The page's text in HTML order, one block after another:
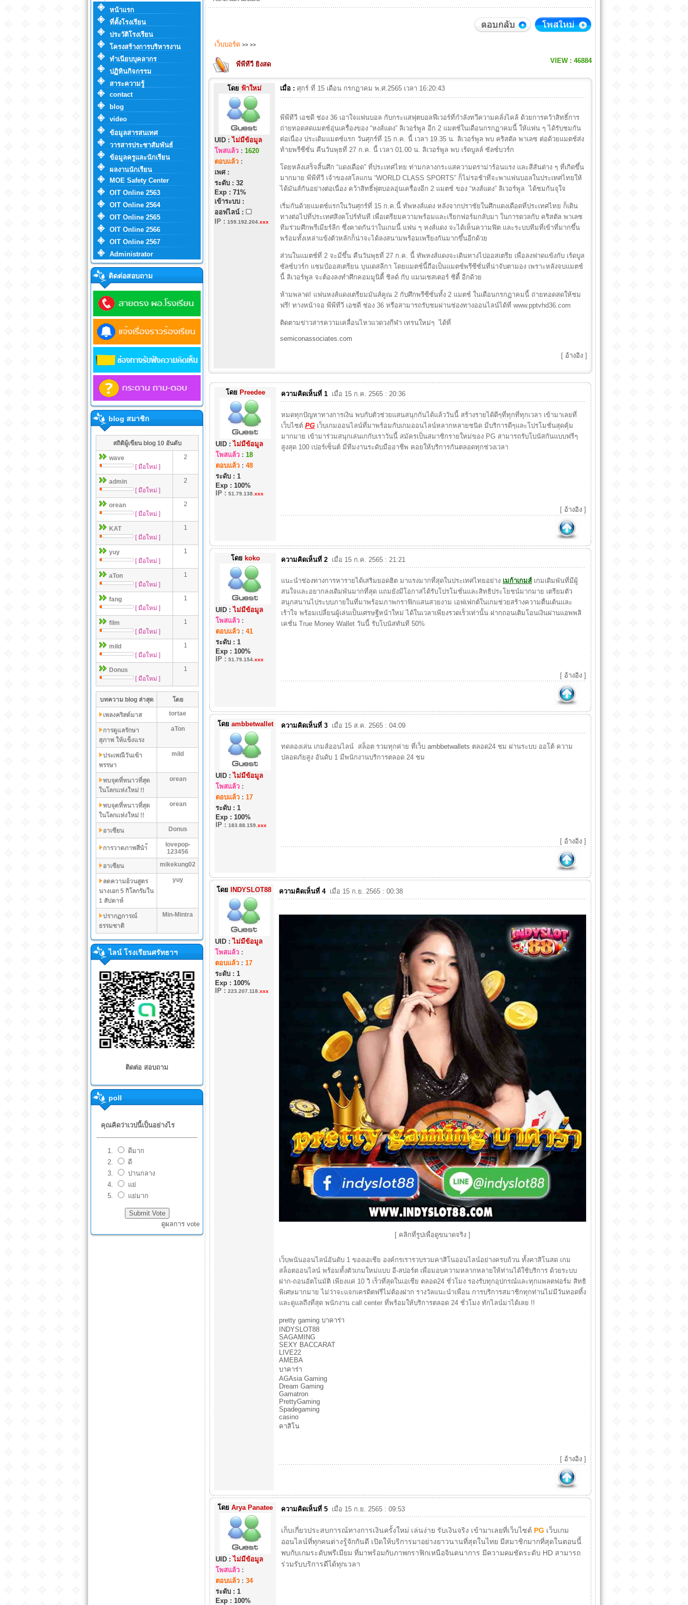
หน้าแรก
ที่ตั้งโรงเรียน
ประวัติโรงเรียน
โครงสร้างการบริหารงาน
ทำเนียบบุคลากร
ปฏิทินกิจกรรม
สาระความรู้
contact
blog
video
ข้อมูลสารสนเทศ
วารสารประชาสัมพันธ์
ข้อมูลครูและนักเรียน
ผลงานนักเรียน
MOE Safety Center
OIT Online 2563
OIT Online 2564
OIT Online 2565
OIT Online 2566
OIT Online 2567
Administrator
ติดต่อสอบถาม
blog สมาชิก
สถิติผู้เขียน blog 10 อันดับ
wave
[ มือใหม่ ]
2
admin
[ มือใหม่ ]
2
orean
[ มือใหม่ ]
2
KAT
[ มือใหม่ ]
1
yuy
[ มือใหม่ ]
1
aTon
[ มือใหม่ ]
1
fang
[ มือใหม่ ]
1
film
[ มือใหม่ ]
1
mild
[ มือใหม่ ]
1
Donus
[ มือใหม่ ]
1
บทความ blog ล่าสุด โดย
เพลงคริสต์มาส tortae
การดูแลรักษา
สุภาพ ให้แข็งแรง
aTon
ประเพณีวันเข้า
พรรษา
mild
พบจุดที่หนาวที่สุด
ในโลกเเห่งใหม่ !!
orean
พบจุดที่หนาวที่สุด
ในโลกเเห่งใหม่ !!
orean
อาเซียน Donus
การวาดภาพสีนำ้
lovepop-
123456
อาเซียน
mikekung02
ลดความอ้วนสูตร
นางเอก 5 กิโลกรัมใน
1 สัปดาห์
yuy
ปรากฏการณ์
ธรรมชาติ
Min-Mintra
ไลน์ โรงเรียนศรัทธาฯ
ติดต่อ สอบถาม
poll
คุณคิดว่าเวปนี้เป็นอย่างไร
ดีมาก
ดี
ปานกลาง
แย่
แย่มาก
ดูผลการ vote
เว็บบอร์ด >> >>
พีพีทีวี ยิงสด VIEW : 46884
โดย ฟ้าใหม่
UID :ไม่มีข้อมูล
โพสแล้ว: 1620
ตอบแล้ว:
เพศ :
ระดับ : 32
Exp : 71%
เข้าระบบ :
ออฟไลน์ :
IP : 159.192.204. xxx
เมื่อ : ศุกร์ ที่ 15 เดือน กรกฏาคม พ.ศ.2565 เวลา 16:20:43
พีพีทีวี เอชดี ช่อง 36 เอาใจแฟนบอล กับกระแสฟุตบอลฟีเวอร์ที่กำลังทวีความคลั่งไคล้ ด้วยการคว้าสิทธิ์การ
ถ่ายทอดสดแมตช์อุ่นเครื่องของ “หงส์แดง” ลิเวอร์พูล อีก 2 แมตช์ในเดือนกรกฏาคมนี้ ให้แฟน ๆ ได้รับชมกัน
ต่อเนื่อง ประเดิมแมตช์แรก วันศุกร์ที่ 15 ก.ค. นี้ เวลา 19.35 น. ลิเวอร์พูล พบ คริสตัล พาเลซ ต่อด้วยแมตช์ส่ง
ท้ายพรีซีซั่น คืนวันพุธที่ 27 ก.ค. นี้ เวลา 01.00 น. ลิเวอร์พูล พบ เร้ดบูลล์ ซัลซ์บวร์ก
โดยหลังเสร็จสิ้นศึก “แดงเดือด” ที่ประเทศไทย ท่ามกลางกระแสความดราม่าร้อนแรง และสีสันต่าง ๆ ที่เกิดขึ้น
มากมาย พีพีทีวี เจ้าของสโลแกน “WORLD CLASS SPORTS” ก็ไม่รอช้าที่จะพาแฟนบอลในประเทศไทยให้
ได้มันส์กันอย่างต่อเนื่อง คว้าสิทธิ์ฟุตบอลอุ่นเครื่องอีก 2 แมตช์ ของ “หงส์แดง” ลิเวอร์พูล ได้ชมกันจุใจ
เริ่มกันด้วยแมตช์แรกในวันศุกร์ที่ 15 ก.ค.นี้ ทัพหงส์แดง หลังจากปราชัยในศึกแดงเดือดที่ประเทศไทย ก็เดิน
ทางต่อไปที่ประเทศสิงคโปร์ทันที เพื่อเตรียมความพร้อมและเรียกฟอร์มกลับมา ในการดวลกับ คริสตัล พาเลซ
ทีมร่วมศึกพรีเมียร์ลีก ซึ่งคาดกันว่าในเกมนี้ แฟน ๆ หงส์แดง จะได้เห็นความฟิต และระบบทีมที่เข้าที่มากขึ้น
พร้อมทั้งเหล่าแข้งตัวหลักก็น่าจะได้ลงสนามพร้อมเพรียงกันมากขึ้นอีกด้วย
ส่วนในแมตช์ที่ 2 จะมีขึ้น คืนวันพุธที่ 27 ก.ค. นี้ ทัพหงส์แดงจะเดินทางไปออสเตรีย เพื่อลงฟาดแข้งกับ เร้ดบูล
ซัลซ์บวร์ก แชมป์ออสเตรียน บุนเดสลีกา โดยแมตช์นี้ถือเป็นแมตช์พรีซีซั่นที่น่าจับตามอง เพราะหลังจบแมตช์
นี้ ลิเวอร์พูล จะต้องลงทำศึกคอมมูนิตี้ ชิลด์ กับ แมนเชสเตอร์ ซิตี้ อีกด้วย
ห้ามพลาด! แฟนหงส์แดงเตรียมมันส์คูณ 2 กับศึกพรีซีซั่นทั้ง 2 แมตช์ ในเดือนกรกฏาคมนี้ ถ่ายทอดสดให้ชม
ฟรี! ทางหน้าจอ พีพีทีวี เอชดี ช่อง 36 หรือสามารถรับชมผ่านช่องทางออนไลน์ได้ที่ www.pptvhd36.com
ติดตามข่าวสารความเคลื่อนไหวแวดวงกีฬา เทรนใหม่ๆ ได้ที่
semiconassociates.com
[ อ้างอิง ]
โดย Preedee
UID :ไม่มีข้อมูล
โพสแล้ว: 18
ตอบแล้ว: 48
ระดับ : 1
Exp : 100%
IP: 51.79.138. xxx
ความคิดเห็นที่ 1 เมื่อ 15 ก.ค. 2565 : 20:36
หมดทุกปัญหาทางการเงิน พบกับตัวช่วยแสนสนุกกันได้แล้ววันนี้ สร้างรายได้ดีๆที่ทุกที่ทุกเวลา เข้ามาเลยที่
เว็บไซต์ PG เว็บเกมออนไลน์ที่มาพร้อมกับเกมออนไลน์หลากหลายชนิด มีบริการดีๆและโปรโมชั่นสุดคุ้ม
มากมาย เข้ามาร่วมสนุกเล่นเกกับเราวันนี้ สมัครเป็นสมาชิกรายใหม่ของ PG สามารถรับโบนัสกันแบบฟรีๆ
สูงสุด 100 เปอร์เซ็นต์ มีทีมงานระดับมืออาชีพ คอยให้บริการกันตลอดทุกช่วงเวลา
[ อ้างอิง ]
โดย koko
UID :ไม่มีข้อมูล
โพสแล้ว:
ตอบแล้ว: 41
ระดับ : 1
Exp : 100%
IP: 51.79.154. xxx
ความคิดเห็นที่ 2 เมื่อ 15 ก.ค. 2565 : 21:21
แนะนำช่องทางการหารายได้เสริมยอดฮิต มาแรงมากที่สุดในประเทศไทยอย่าง เมก้าเกมส์เกมเดิมพันที่มีผู้
สนใจและอยากลงเดิมพันมากที่สุด แถมยังมีโอกาสได้รับโปรโมชั่นและสิทธิประโยชน์มากมาย เตรียมตัว
สนุกสนานไประบบภายในที่มาพร้อมภาพกราฟิกแสนสวยงาม เอฟเฟกต์ในเกมช่วยสร้างความตื่นเต้นและ
เร้าใจ พร้อมเปลี่ยนผู้เล่นเป็นเศรษฐีหน้าใหม่ ได้ในเวลาเพียงรวดเร็วเท่านั้น ฝากถอนเติมโอนเงินผ่านแอพพลิ
เคชั่น True Money Wallet วันนี้ รับโบนัสทันที 50%
[ อ้างอิง ]
โดย ambbetwallet
UID :ไม่มีข้อมูล
โพสแล้ว:
ตอบแล้ว: 17
ระดับ : 1
Exp : 100%
IP: 183.88.159. xxx
ความคิดเห็นที่ 3 เมื่อ 15 ส.ค. 2565 : 04:09
ทดลองเล่น เกมส์ออนไลน์ สล็อต รวมทุกค่าย ที่เว็บ ambbetwallets ตลอด24 ชม ผ่านระบบ ออโต้ ความ
ปลอดภัยสูง อันดับ 1 มีพนักงานบริการตลอด 24 ชม
[ อ้างอิง ]
โดย INDYSLOT88
UID :ไม่มีข้อมูล
โพสแล้ว:
ตอบแล้ว: 17
ระดับ : 1
Exp : 100%
IP: 223.207.118. xxx
ความคิดเห็นที่ 4 เมื่อ 15 ก.ย. 2565 : 00:38
[ คลิกที่รูปเพื่อดูขนาดจริง ]
เว็บพนันออนไลน์อันดับ 1 ของเอเชีย องค์กรเรารวบรวมคาสิโนออนไลน์อย่างครบถ้วน ทั้งคาสิโนสด เกม
สล็อตออนไลน์ พร้อมทั้งตัวเกมใหม่แบบ อี-สปอร์ต เพื่อมอบความหลากหลายให้ท่านได้ใช้บริการ ด้วยระบบ
ฝาก-ถอนอัตโนมัติ เพียงแค่ 10 วิ เร็วที่สุดในเอเชีย ตลอด24 ชั่วโมง รองรับทุกอุปกรณ์และทุกแพลตฟอร์ม สิทธิ
พิเศษมากมาย ไม่ว่าจะแจกเครดิตฟรีไม่ต้องฝาก รางวัลแนะนำเพื่อน การบริการสมาชิกทุกท่านไม่มีวันทอดทิ้ง
และดูแลถึงที่สุด พนักงาน call center ที่พร้อมให้บริการตลอด 24 ชั่วโมง ทักไลน์มาได้เลย !!
pretty gaming บาคาร่า
INDYSLOT88
SAGAMING
SEXY BACCARAT
LIVE22
AMEBA
บาคาร่า
AGAsia Gaming
Dream Gaming
Gamatron
PrettyGaming
Spadegaming
casino
คาสิโน
[ อ้างอิง ]
โดย Arya Panatee
UID :ไม่มีข้อมูล
โพสแล้ว:
ตอบแล้ว: 34
ระดับ : 1
Exp : 100%
ความคิดเห็นที่ 5 เมื่อ 15 ก.ย. 2565 : 09:53
เก็บเกี่ยวประสบการณ์ทางการเงินครั้งใหม่ เล่นง่าย รับเงินจริง เข้ามาเลยที่เว็บไซต์ PG เว็บเกม
ออนไลน์ที่ทุกคนต่างรู้จักกันดี เปิดให้บริการมาอย่างยาวนานที่สุดในไทย มีสมาชิกมากที่สุดในตอนนี้
พบกับเกมระดับพรีเมียม ที่มาพร้อมกับภาพกราฟิกเหนือจินตนาการ มีความคมชัดระดับ HD สามารถ
ร่วมรับบริการดีได้ทุกเวลา